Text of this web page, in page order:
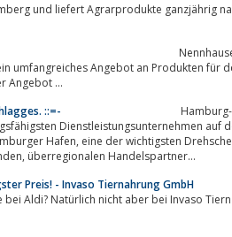
und liefert Agrarprodukte ganzjährig
umfangreiches Angebot an Produkten für
Angebot ...
::=-
Dienstleistungsunternehmen auf
Drehscheiben für den
weltweiten Im- und Export, macht die HaBeMa zu einem bedeutenden, überregionalen Handelspartner...
Preis! - Invaso Tiernahrung GmbH
Aldi? Natürlich nicht aber bei Invaso